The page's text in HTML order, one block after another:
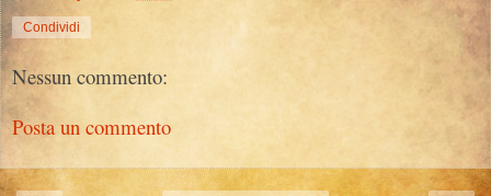
Condividi
Nessun commento:
Posta un commento